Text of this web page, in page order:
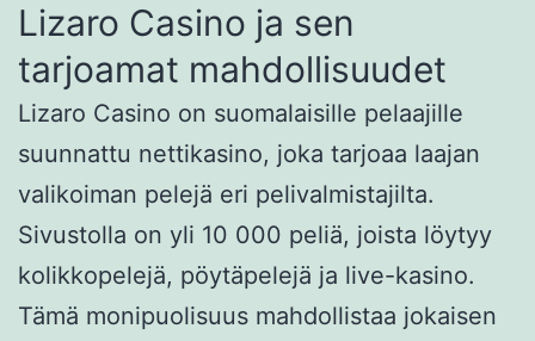
Lizaro Casino ja sen
tarjoamat mahdollisuudet
Lizaro Casino on suomalaisille pelaajille
suunnattu nettikasino, joka tarjoaa laajan
valikoiman pelejä eri pelivalmistajilta.
Sivustolla on yli 10 000 peliä, joista löytyy
kolikkopelejä, pöytäpelejä ja live-kasino.
Tämä monipuolisuus mahdollistaa jokaisen